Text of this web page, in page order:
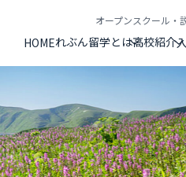
オープンスクール・
HOMEれぶん留学とは高校紹介